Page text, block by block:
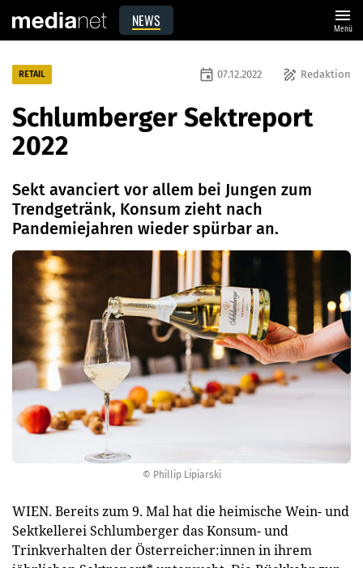
NEWS menu
Menü
© Phillip Lipiarski
RETAIL draw Redaktion
event 07.12.2022
Schlumberger Sektreport
2022
Sekt avanciert vor allem bei Jungen zum
Trendgetränk, Konsum zieht nach
Pandemiejahren wieder spürbar an.
WIEN. Bereits zum 9. Mal hat die heimische Wein- und
Sektkellerei Schlumberger das Konsum- und
Trinkverhalten der Österreicher:innen in ihrem